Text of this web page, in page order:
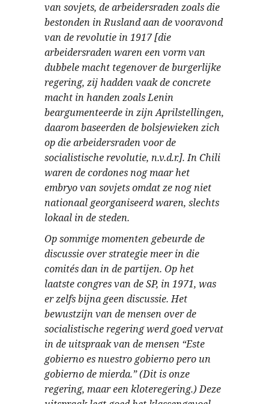
van sovjets, de arbeidersraden zoals die
bestonden in Rusland aan de vooravond
van de revolutie in 1917 [die
arbeidersraden waren een vorm van
dubbele macht tegenover de burgerlijke
regering, zij hadden vaak de concrete
macht in handen zoals Lenin
beargumenteerde in zijn Aprilstellingen,
daarom baseerden de bolsjewieken zich
op die arbeidersraden voor de
socialistische revolutie, n.v.d.r.]. In Chili
waren de cordones nog maar het
embryo van sovjets omdat ze nog niet
nationaal georganiseerd waren, slechts
lokaal in de steden.
Op sommige momenten gebeurde de
discussie over strategie meer in die
comités dan in de partijen. Op het
laatste congres van de SP, in 1971, was
er zelfs bijna geen discussie. Het
bewustzijn van de mensen over de
socialistische regering werd goed vervat
in de uitspraak van de mensen “Este
gobierno es nuestro gobierno pero un
gobierno de mierda.” (Dit is onze
regering, maar een kloteregering.) Deze